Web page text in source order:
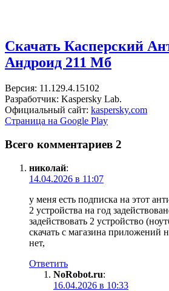
Скачать Касперский
Андроид 211 Мб
Версия: 11.129.4.15102
Разработчик: Kaspersky Lab.
Официальный сайт: kaspersky.com
Страница на Google Play
Всего комментариев 2
николай:
14.04.2026 в 11:07
у меня есть подписка на этот
2 устройства на год
задействовать 2 устройство
скачать с магазина приложений
нет,
Ответить
NoRobot.ru:
16.04.2026 в 10:33